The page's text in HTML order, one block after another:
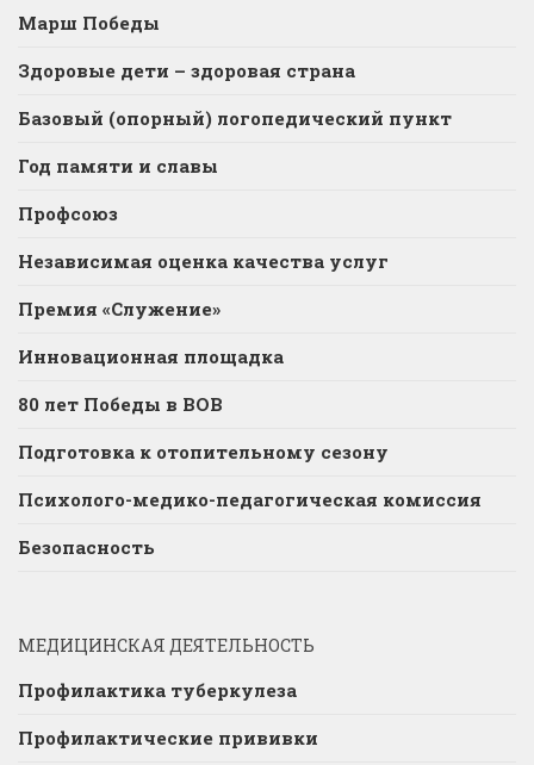
Марш Победы
Здоровые дети – здоровая страна
Базовый (опорный) логопедический пункт
Год памяти и славы
Профсоюз
Независимая оценка качества услуг
Премия «Служение»
Инновационная площадка
80 лет Победы в ВОВ
Подготовка к отопительному сезону
Психолого-медико-педагогическая комиссия
Безопасность
МЕДИЦИНСКАЯ ДЕЯТЕЛЬНОСТЬ
Профилактика туберкулеза
Профилактические прививки